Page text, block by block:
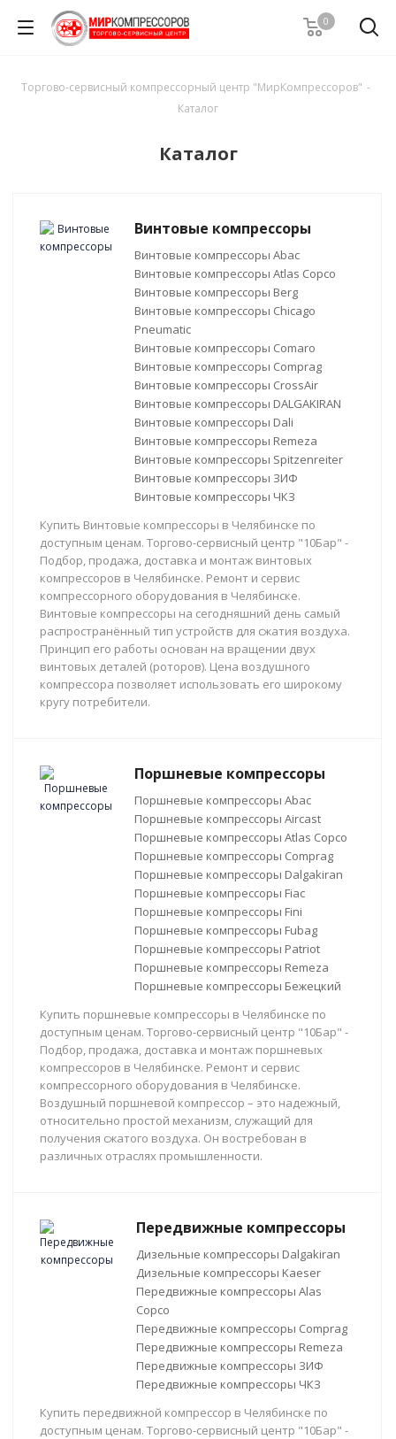
0
Торгово-сервисный компрессорный центр "МирКомпрессоров" -
Каталог
Каталог
Винтовые компрессоры
Винтовые компрессоры Abac
Винтовые компрессоры Atlas Copco
Винтовые компрессоры Berg
Винтовые компрессоры Chicago
Pneumatic
Винтовые компрессоры Comaro
Винтовые компрессоры Comprag
Винтовые компрессоры CrossAir
Винтовые компрессоры DALGAKIRAN
Винтовые компрессоры Dali
Винтовые компрессоры Remeza
Винтовые компрессоры Spitzenreiter
Винтовые компрессоры ЗИФ
Винтовые компрессоры ЧКЗ
Купить Винтовые компрессоры в Челябинске по
доступным ценам. Торгово-сервисный центр "10Бар" -
Подбор, продажа, доставка и монтаж винтовых
компрессоров в Челябинске. Ремонт и сервис
компрессорного оборудования в Челябинске.
Винтовые компрессоры на сегодняшний день самый
распространённый тип устройств для сжатия воздуха.
Принцип его работы основан на вращении двух
винтовых деталей (роторов). Цена воздушного
компрессора позволяет использовать его широкому
кругу потребители.
Поршневые компрессоры
Поршневые компрессоры Abac
Поршневые компрессоры Aircast
Поршневые компрессоры Atlas Copco
Поршневые компрессоры Comprag
Поршневые компрессоры Dalgakiran
Поршневые компрессоры Fiac
Поршневые компрессоры Fini
Поршневые компрессоры Fubag
Поршневые компрессоры Patriot
Поршневые компрессоры Remeza
Поршневые компрессоры Бежецкий
Купить поршневые компрессоры в Челябинске по
доступным ценам. Торгово-сервисный центр "10Бар" -
Подбор, продажа, доставка и монтаж поршневых
компрессоров в Челябинске. Ремонт и сервис
компрессорного оборудования в Челябинске.
Воздушный поршневой компрессор – это надежный,
относительно простой механизм, служащий для
получения сжатого воздуха. Он востребован в
различных отраслях промышленности.
Передвижные компрессоры
Дизельные компрессоры Dalgakiran
Дизельные компрессоры Kaeser
Передвижные компрессоры Alas
Copco
Передвижные компрессоры Comprag
Передвижные компрессоры Remeza
Передвижные компрессоры ЗИФ
Передвижные компрессоры ЧКЗ
Купить передвижной компрессор в Челябинске по
доступным ценам. Торгово-сервисный центр "10Бар" -